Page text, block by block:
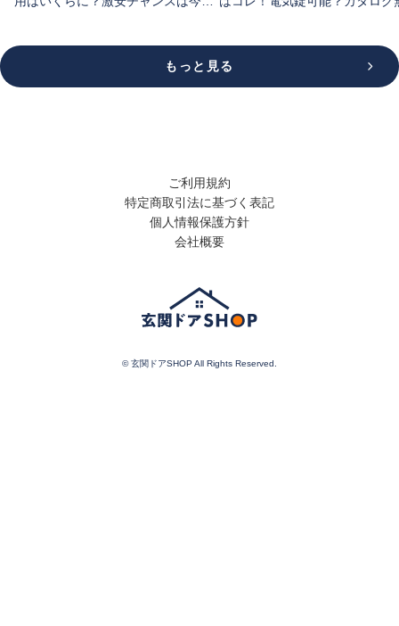
もっと見る
ご利用規約
特定商取引法に基づく表記
個人情報保護方針
会社概要
© 玄関ドアSHOP All Rights Reserved.